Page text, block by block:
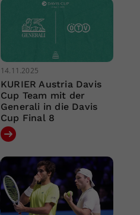
14.11.2025
KURIER Austria Davis
Cup Team mit der
Generali in die Davis
Cup Final 8